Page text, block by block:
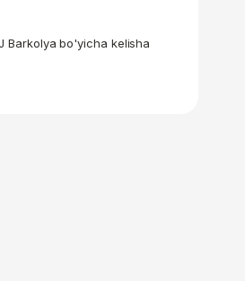
Barkolya bo'yicha kelisha